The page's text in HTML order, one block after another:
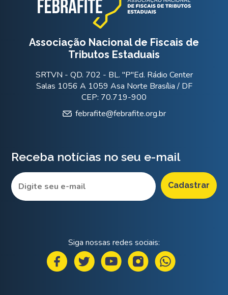
Associação Nacional de Fiscais de
Tributos Estaduais
SRTVN - QD. 702 - BL. "P"Ed. Rádio Center
Salas 1056 A 1059 Asa Norte Brasília / DF
CEP: 70.719-900
febrafite@febrafite.org.br
Receba notícias no seu e-mail
Siga nossas redes sociais: